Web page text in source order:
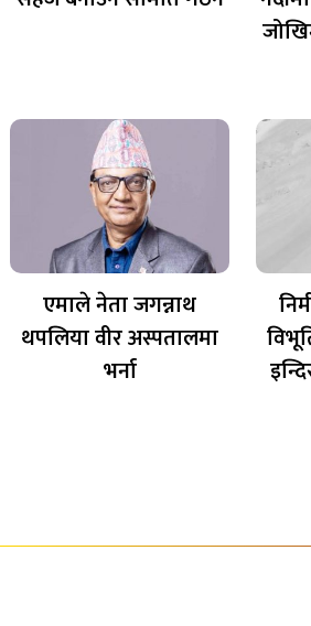
एमाले नेता जगन्नाथ
थपलिया वीर अस्पतालमा
भर्ना